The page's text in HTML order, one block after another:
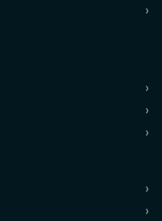
›
›
›
›
›
›